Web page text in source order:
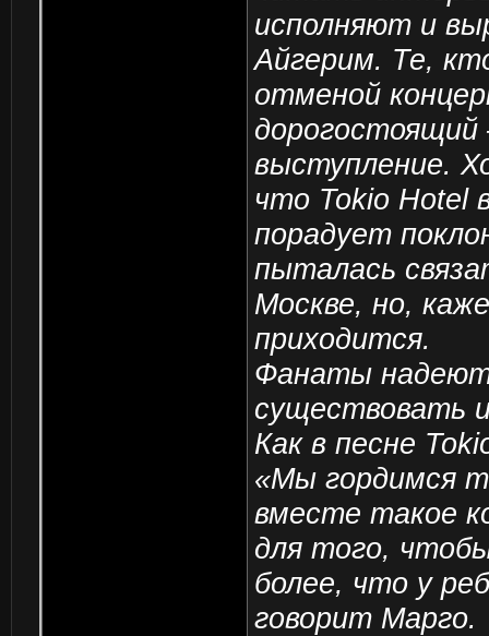
исполняют и
Айгерим. Те,
отменой
дорогостоящий
выступление.
что Tokio Hotel
порадует
пыталась
Москве, но,
приходится.
Фанаты
существовать
Как в песне
«Мы гордимся
вместе такое
для того,
более, что у
говорит Марго.